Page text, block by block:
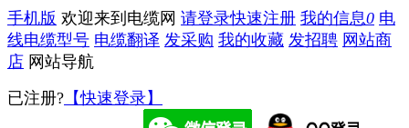
手机版 欢迎来到电缆网 请登录快速注册 我的信息0 电
线电缆型号 电缆翻译 发采购 我的收藏 发招聘 网站商
店 网站导航
已注册? 【快速登录】